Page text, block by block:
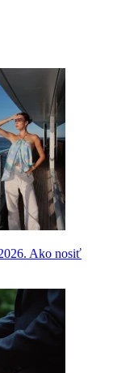
Ako nosiť